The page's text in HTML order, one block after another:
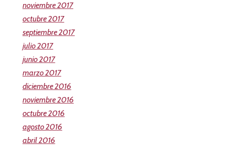
noviembre 2017
octubre 2017
septiembre 2017
julio 2017
junio 2017
marzo 2017
diciembre 2016
noviembre 2016
octubre 2016
agosto 2016
abril 2016